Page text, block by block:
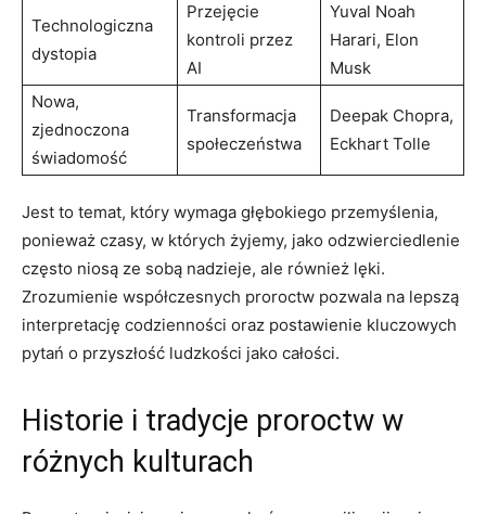
Technologiczna
dystopia
Przejęcie
kontroli przez
AI
Yuval Noah
Harari, Elon
Musk
Nowa,
zjednoczona
świadomość
Transformacja
społeczeństwa
Deepak Chopra,
Eckhart Tolle
Jest to temat, który wymaga głębokiego przemyślenia,
ponieważ czasy, w których żyjemy, jako odzwierciedlenie
często niosą ze sobą nadzieje, ale również lęki.
Zrozumienie współczesnych proroctw pozwala na lepszą
interpretację codzienności oraz postawienie kluczowych
pytań o przyszłość ludzkości jako całości.
Historie i tradycje proroctw w
różnych kulturach